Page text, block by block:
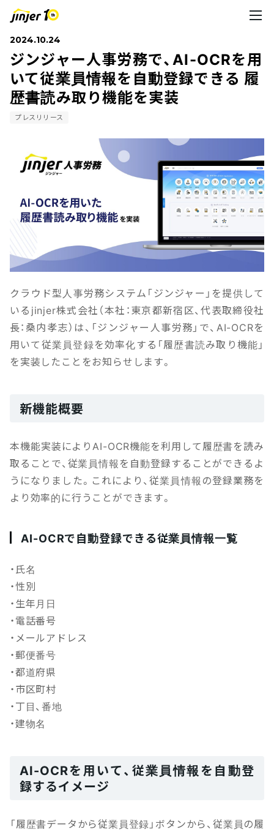
2024.10.24
ジンジャー人事労務で、AI-OCRを用
いて従業員情報を自動登録できる 履
歴書読み取り機能を実装
プレスリリース
クラウド型人事労務システム「ジンジャー」を提供して
いるjinjer株式会社（本社：東京都新宿区、代表取締役社
長：桑内孝志）は、「ジンジャー人事労務」で、AI-OCRを
用いて従業員登録を効率化する「履歴書読み取り機能」
を実装したことをお知らせします。
新機能概要
本機能実装によりAI-OCR機能を利用して履歴書を読み
取ることで、従業員情報を自動登録することができるよ
うになりました。これにより、従業員情報の登録業務を
より効率的に行うことができます。
AI-OCRで自動登録できる従業員情報一覧
・氏名
・性別
・生年月日
・電話番号
・メールアドレス
・郵便番号
・都道府県
・市区町村
・丁目、番地
・建物名
AI-OCRを用いて、従業員情報を自動登
録するイメージ
「履歴書データから従業員登録」ボタンから、従業員の履